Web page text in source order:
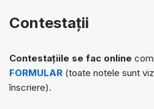
Contestații
Contestațiile se fac online
FORMULAR (toate notele sunt
înscriere).